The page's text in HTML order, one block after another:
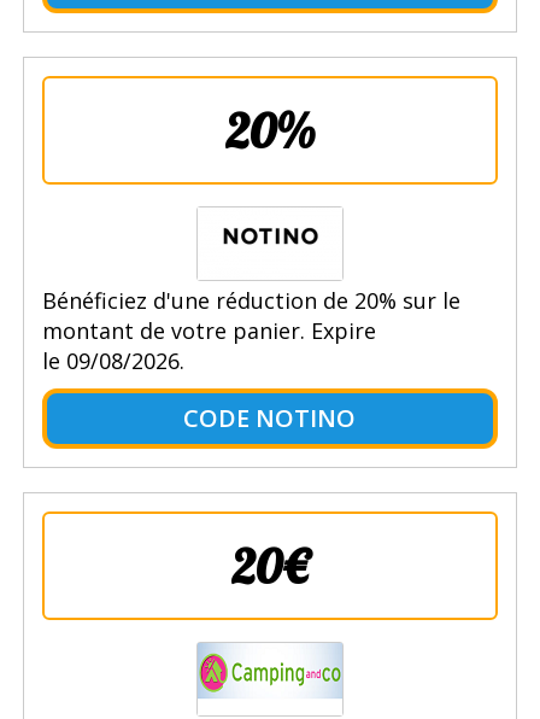
20%
Bénéficiez d'une réduction de 20% sur le
montant de votre panier. Expire
le 09/08/2026.
CODE NOTINO
20€